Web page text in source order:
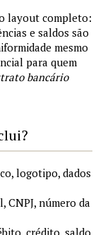
layout completo:
e saldos são
mesmo
para quem
bancário
logotipo, dados
CNPJ, número da
crédito, saldo